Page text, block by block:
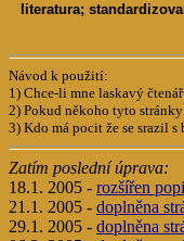
literatura;
Návod k použití:
1) Chce-li mne laskavý
2) Pokud někoho tyto
3) Kdo má pocit že se srazil
Zatím poslední úprava:
18.1. 2005 - rozšířen
21.1. 2005 - doplněna
29.1. 2005 - doplněna